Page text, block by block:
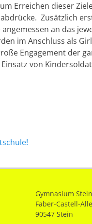
Erreichen dieser
Zusätzlich
an das
im Anschluss als
Engagement der
von
Gymnasium Stein
Faber-Castell-
90547 Stein